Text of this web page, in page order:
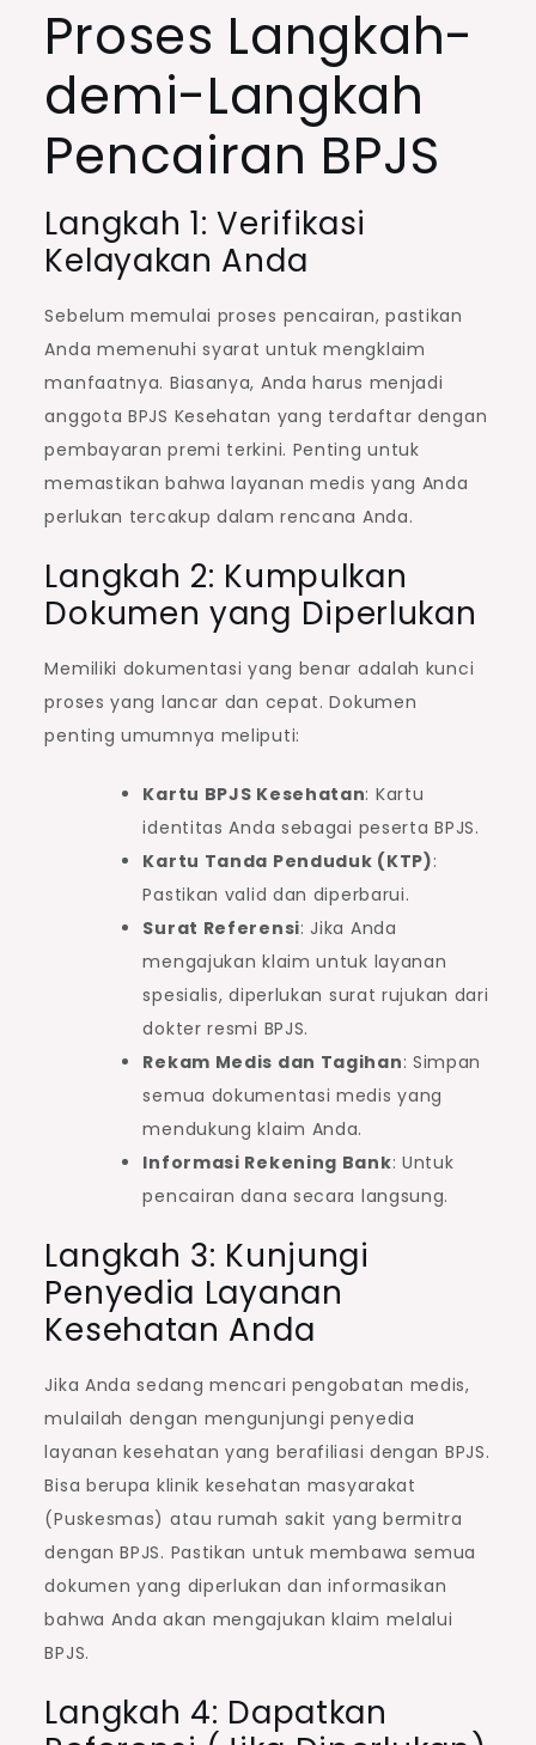
Proses Langkah-
demi-Langkah
Pencairan BPJS
Langkah 1: Verifikasi
Kelayakan Anda
Sebelum memulai proses pencairan, pastikan
Anda memenuhi syarat untuk mengklaim
manfaatnya. Biasanya, Anda harus menjadi
anggota BPJS Kesehatan yang terdaftar dengan
pembayaran premi terkini. Penting untuk
memastikan bahwa layanan medis yang Anda
perlukan tercakup dalam rencana Anda.
Langkah 2: Kumpulkan
Dokumen yang Diperlukan
Memiliki dokumentasi yang benar adalah kunci
proses yang lancar dan cepat. Dokumen
penting umumnya meliputi:
Kartu BPJS Kesehatan: Kartu
identitas Anda sebagai peserta BPJS.
Kartu Tanda Penduduk (KTP):
Pastikan valid dan diperbarui.
Surat Referensi: Jika Anda
mengajukan klaim untuk layanan
spesialis, diperlukan surat rujukan dari
dokter resmi BPJS.
Rekam Medis dan Tagihan: Simpan
semua dokumentasi medis yang
mendukung klaim Anda.
Informasi Rekening Bank: Untuk
pencairan dana secara langsung.
Langkah 3: Kunjungi
Penyedia Layanan
Kesehatan Anda
Jika Anda sedang mencari pengobatan medis,
mulailah dengan mengunjungi penyedia
layanan kesehatan yang berafiliasi dengan BPJS.
Bisa berupa klinik kesehatan masyarakat
(Puskesmas) atau rumah sakit yang bermitra
dengan BPJS. Pastikan untuk membawa semua
dokumen yang diperlukan dan informasikan
bahwa Anda akan mengajukan klaim melalui
BPJS.
Langkah 4: Dapatkan